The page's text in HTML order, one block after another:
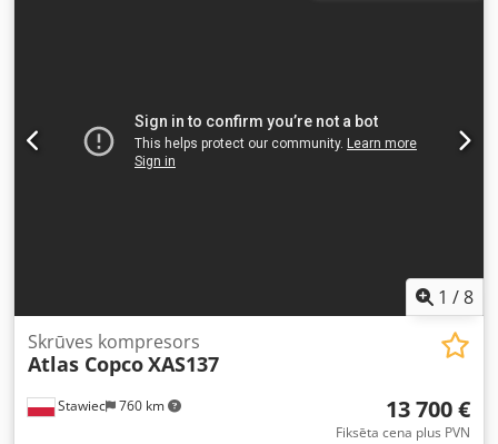
1 /8
Stawiec 760 km
Skrūves kompresors
Atlas CopcoXAS137
13 700 €
Fiksēta cena plus PVN